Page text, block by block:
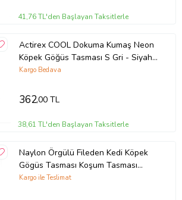
41,76 TL'den Başlayan Taksitlerle
Actirex COOL Dokuma Kumaş Neon
Köpek Göğüs Tasması S Gri - Siyah
40-45cm 5-8 Kg KÖPEKLERE
Kargo Bedava
362,00 TL
38,61 TL'den Başlayan Taksitlerle
Naylon Örgülü Fileden Kedi Köpek
Gögüs Tasması Koşum Tasması
Siyah
Kargo ile Teslimat